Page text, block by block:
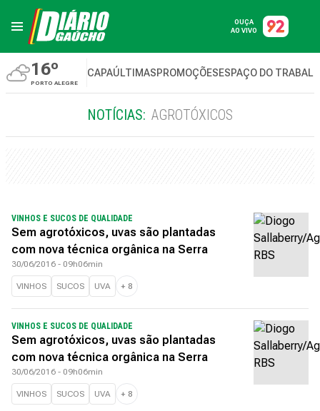
OUÇA
AO VIVO
16º
PORTO ALEGRE
CAPAÚLTIMASPROMOÇÕESESPAÇO DO
NOTÍCIAS: AGROTÓXICOS
VINHOS E SUCOS DE QUALIDADE
Sem agrotóxicos, uvas são plantadas
com nova técnica orgânica na Serra
30/06/2016 - 09h06min
VINHOS SUCOS UVA + 8
VINHOS E SUCOS DE QUALIDADE
Sem agrotóxicos, uvas são plantadas
com nova técnica orgânica na Serra
30/06/2016 - 09h06min
VINHOS SUCOS UVA + 8